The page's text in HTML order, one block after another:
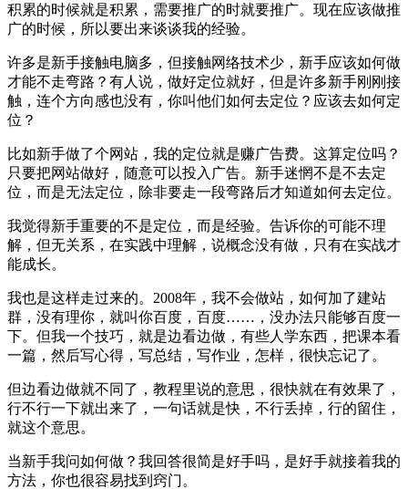
积累的时候就是积累，需要推广的时就要推广。现在应该做推
广的时候，所以要出来谈谈我的经验。
许多是新手接触电脑多，但接触网络技术少，新手应该如何做
才能不走弯路？有人说，做好定位就好，但是许多新手刚刚接
触，连个方向感也没有，你叫他们如何去定位？应该去如何定
位？
比如新手做了个网站，我的定位就是赚广告费。这算定位吗？
只要把网站做好，随意可以投入广告。新手迷惘不是不去定
位，而是无法定位，除非要走一段弯路后才知道如何去定位。
我觉得新手重要的不是定位，而是经验。告诉你的可能不理
解，但无关系，在实践中理解，说概念没有做，只有在实战才
能成长。
我也是这样走过来的。2008年，我不会做站，如何加了建站
群，没有理你，就叫你百度，百度……，没办法只能够百度一
下。但我一个技巧，就是边看边做，有些人学东西，把课本看
一篇，然后写心得，写总结，写作业，怎样，很快忘记了。
但边看边做就不同了，教程里说的意思，很快就在有效果了，
行不行一下就出来了，一句话就是快，不行丢掉，行的留住，
就这个意思。
当新手我问如何做？我回答很简是好手吗，是好手就接着我的
方法，你也很容易找到窍门。